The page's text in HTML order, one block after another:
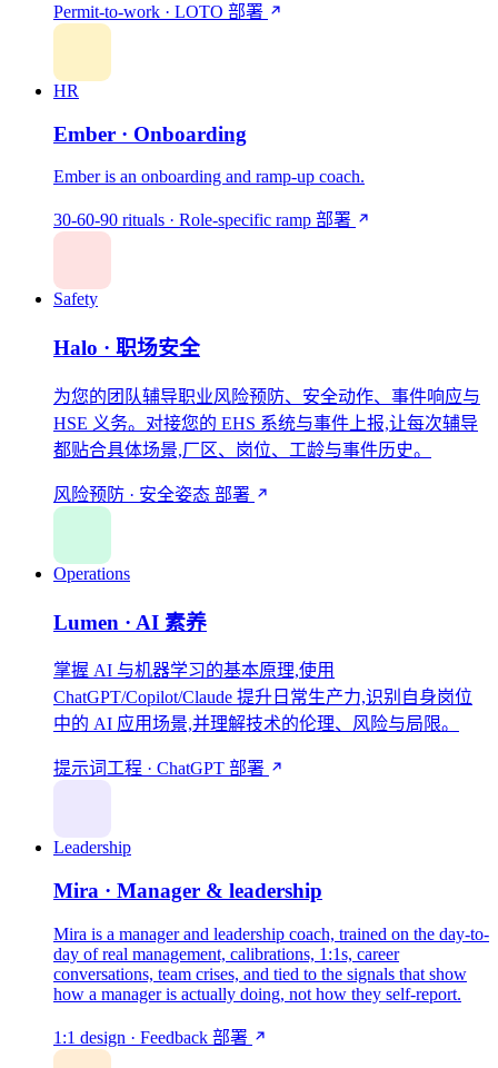
Permit-to-work · LOTO 部署
HR
Ember · Onboarding
Ember is an onboarding and ramp-up coach.
30-60-90 rituals · Role-specific ramp 部署
Safety
Halo · 职场安全
为您的团队辅导职业风险预防、安全动作、事件响应与
HSE 义务。对接您的 EHS 系统与事件上报,让每次辅导
都贴合具体场景,厂区、岗位、工龄与事件历史。
风险预防 · 安全姿态 部署
Operations
Lumen · AI 素养
掌握 AI 与机器学习的基本原理,使用
ChatGPT/Copilot/Claude 提升日常生产力,识别自身岗位
中的 AI 应用场景,并理解技术的伦理、风险与局限。
提示词工程 · ChatGPT 部署
Leadership
Mira · Manager & leadership
Mira is a manager and leadership coach, trained on the day-to-
day of real management, calibrations, 1:1s, career
conversations, team crises, and tied to the signals that show
how a manager is actually doing, not how they self-report.
1:1 design · Feedback 部署